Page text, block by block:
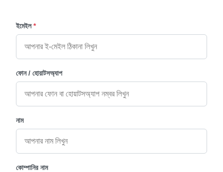
ইমেইল *
ফোন / হোয়াটসঅ্যাপ
নাম
কোম্পানির নাম